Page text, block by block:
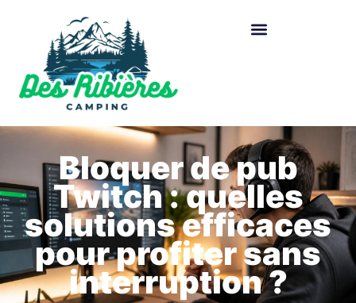
Bloquer de pub
Twitch : quelles
solutions efficaces
pour profiter sans
interruption ?